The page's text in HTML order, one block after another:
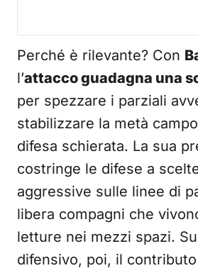
Perché è rilevante? Con
l’attacco guadagna una
per spezzare i parziali
stabilizzare la metà
difesa schierata. La sua
costringe le difese a
aggressive sulle linee di
libera compagni che
letture nei mezzi spazi.
difensivo, poi, il